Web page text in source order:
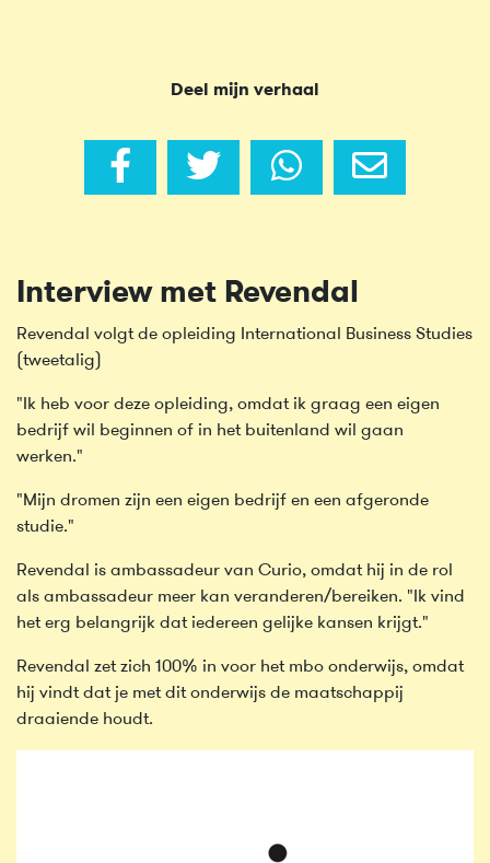
Deel mijn verhaal
Interview met Revendal
Revendal volgt de opleiding International Business Studies
(tweetalig)
"Ik heb voor deze opleiding, omdat ik graag een eigen
bedrijf wil beginnen of in het buitenland wil gaan
werken."
"Mijn dromen zijn een eigen bedrijf en een afgeronde
studie."
Revendal is ambassadeur van Curio, omdat hij in de rol
als ambassadeur meer kan veranderen/bereiken. "Ik vind
het erg belangrijk dat iedereen gelijke kansen krijgt."
Revendal zet zich 100% in voor het mbo onderwijs, omdat
hij vindt dat je met dit onderwijs de maatschappij
draaiende houdt.